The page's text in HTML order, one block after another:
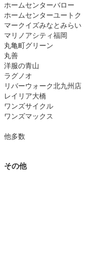
ホームセンターバロー
ホームセンターユートク
マークイズみなとみらい
マリノアシティ福岡
丸亀町グリーン
丸善
洋服の青山
ラグノオ
リバーウォーク北九州店
レイリア大橋
ワンズサイクル
ワンズマックス
他多数
その他